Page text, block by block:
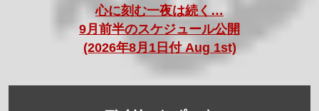
心に刻む一夜は続く…
9月前半のスケジュール公開
(2026年8月1日付 Aug 1st)